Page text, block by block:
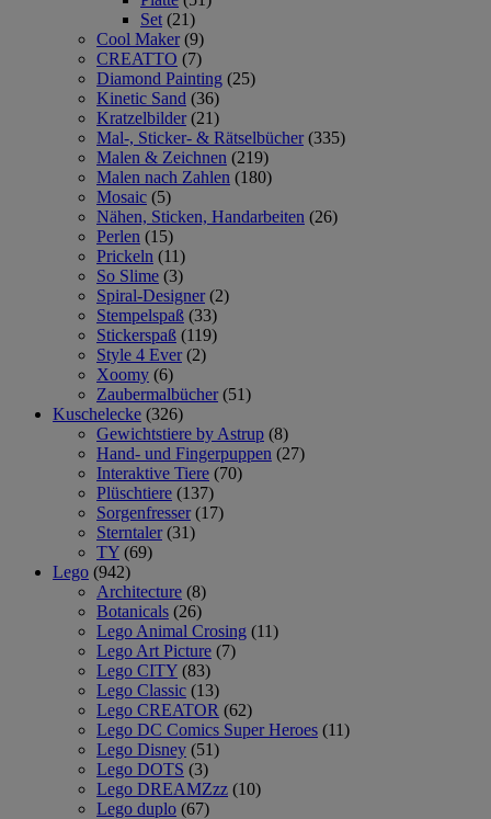
Set (21)
Cool Maker (9)
CREATTO (7)
Diamond Painting (25)
Kinetic Sand (36)
Kratzelbilder (21)
Mal-, Sticker- & Rätselbücher (335)
Malen & Zeichnen (219)
Malen nach Zahlen (180)
Mosaic (5)
Nähen, Sticken, Handarbeiten (26)
Perlen (15)
Prickeln (11)
So Slime (3)
Spiral-Designer (2)
Stempelspaß (33)
Stickerspaß (119)
Style 4 Ever (2)
Xoomy (6)
Zaubermalbücher (51)
Kuschelecke (326)
Gewichtstiere by Astrup (8)
Hand- und Fingerpuppen (27)
Interaktive Tiere (70)
Plüschtiere (137)
Sorgenfresser (17)
Sterntaler (31)
TY (69)
Lego (942)
Architecture (8)
Botanicals (26)
Lego Animal Crosing (11)
Lego Art Picture (7)
Lego CITY (83)
Lego Classic (13)
Lego CREATOR (62)
Lego DC Comics Super Heroes (11)
Lego Disney (51)
Lego DOTS (3)
Lego DREAMZzz (10)
Lego duplo (67)